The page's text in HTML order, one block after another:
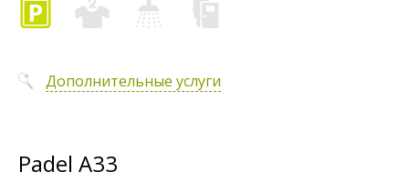
Дополнительные услуги
Padel A33